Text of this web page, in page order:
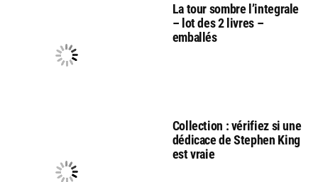
La tour sombre l’integrale
– lot des 2 livres –
emballés
Collection : vérifiez si une
dédicace de Stephen King
est vraie